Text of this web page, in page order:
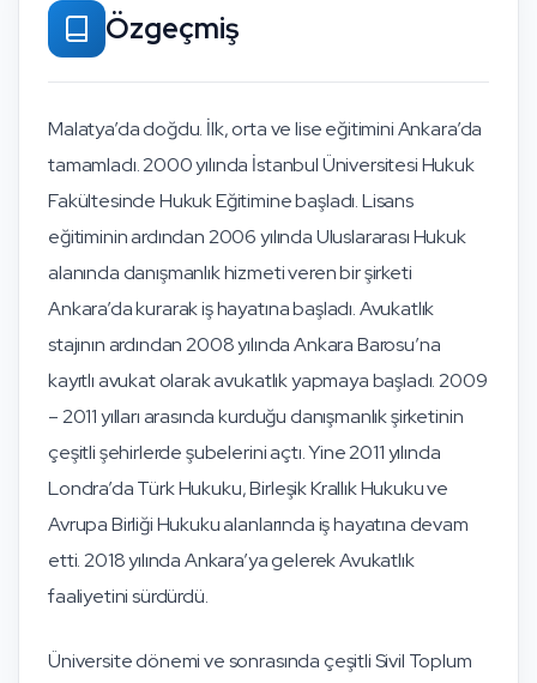
Özgeçmiş
Malatya’da doğdu. İlk, orta ve lise eğitimini Ankara’da
tamamladı. 2000 yılında İstanbul Üniversitesi Hukuk
Fakültesinde Hukuk Eğitimine başladı. Lisans
eğitiminin ardından 2006 yılında Uluslararası Hukuk
alanında danışmanlık hizmeti veren bir şirketi
Ankara’da kurarak iş hayatına başladı. Avukatlık
stajının ardından 2008 yılında Ankara Barosu’na
kayıtlı avukat olarak avukatlık yapmaya başladı. 2009
– 2011 yılları arasında kurduğu danışmanlık şirketinin
çeşitli şehirlerde şubelerini açtı. Yine 2011 yılında
Londra’da Türk Hukuku, Birleşik Krallık Hukuku ve
Avrupa Birliği Hukuku alanlarında iş hayatına devam
etti. 2018 yılında Ankara’ya gelerek Avukatlık
faaliyetini sürdürdü.
Üniversite dönemi ve sonrasında çeşitli Sivil Toplum